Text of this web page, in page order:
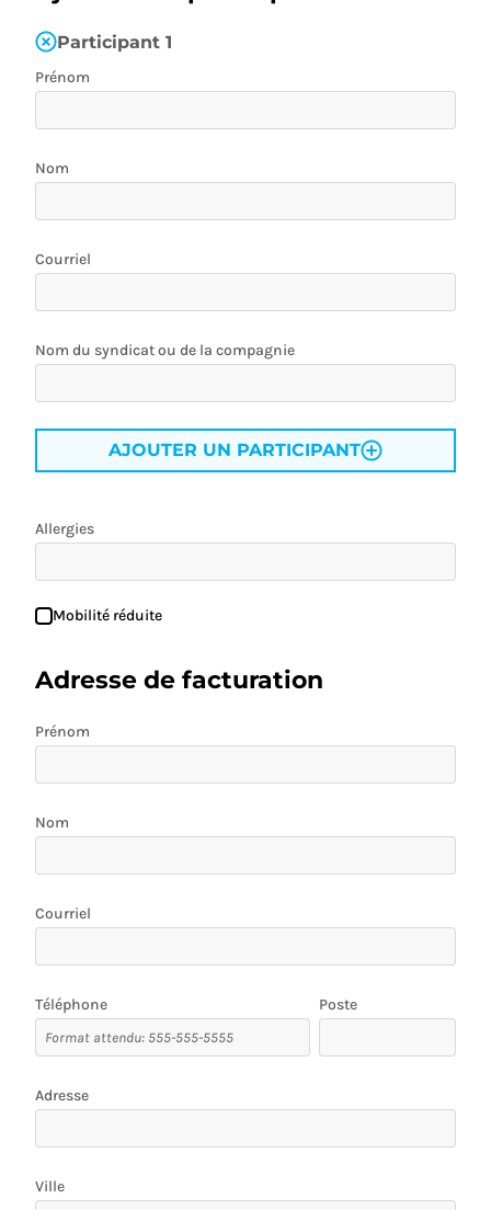
Participant 1
Prénom
Nom
Courriel
Nom du syndicat ou de la compagnie
AJOUTER UN PARTICIPANT
Allergies
Mobilité réduite
Adresse de facturation
Prénom
Nom
Courriel
Téléphone Poste
Adresse
Ville